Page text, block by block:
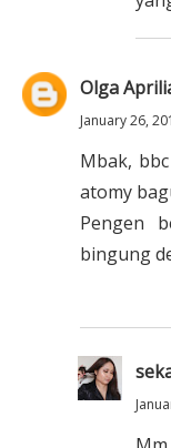
Olga
January 26,
Mbak,
atomy
Pengen
bingung